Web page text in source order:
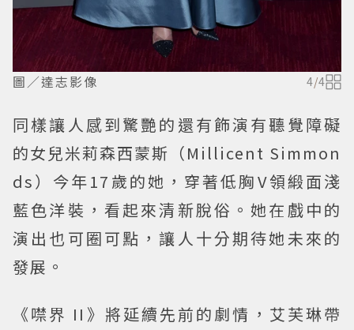
圖／達志影像 4/4
同樣讓人感到驚艷的還有飾演有聽覺障礙
的女兒米莉森西蒙斯（Millicent Simmon
ds）今年17歲的她，穿著低胸V領緞面淺
藍色洋裝，看起來清新脫俗。她在戲中的
演出也可圈可點，讓人十分期待她未來的
發展。
《噤界 II》將延續先前的劇情，艾芙琳帶